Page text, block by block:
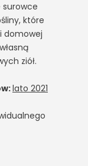
które
domowej
ziół.
lato 2021